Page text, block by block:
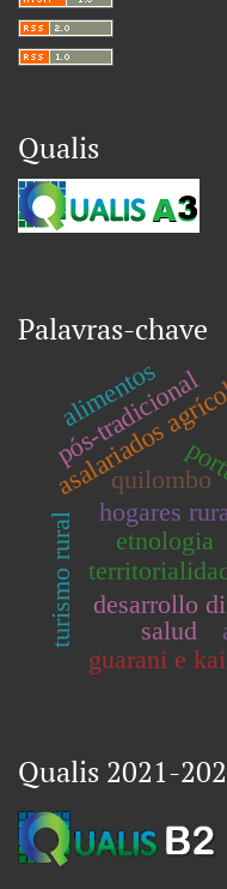
Qualis
Palavras-chave
quilombo
hogares
asalariados
turismo rural desarrollo
guarani e
etnologia
pós-tradicional
alimentos
salud
Qualis 2021-